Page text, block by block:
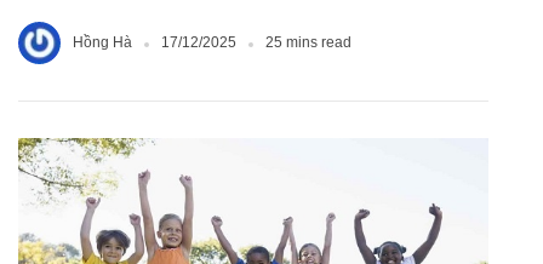
Hồng Hà 17/12/2025 25 mins read